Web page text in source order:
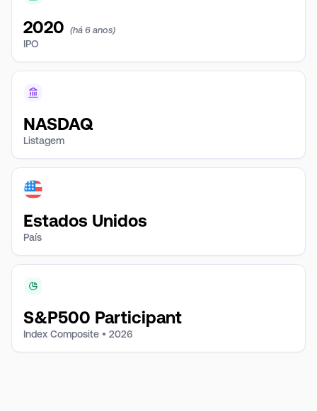
2020 (há 6 anos)
IPO
NASDAQ
Listagem
Estados Unidos
País
S&P500 Participant
Index Composite • 2026